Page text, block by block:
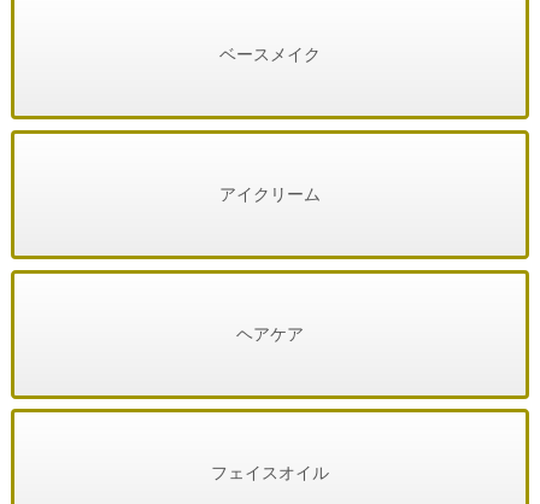
ベースメイク
アイクリーム
ヘアケア
フェイスオイル